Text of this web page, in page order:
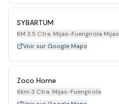
SYBARTUM
KM 3.5 Ctra. Mijas-Fuengirola Mijas
Voir sur Google Maps
Zoco Home
6km 3 Ctra. Mijas-Fuengirola